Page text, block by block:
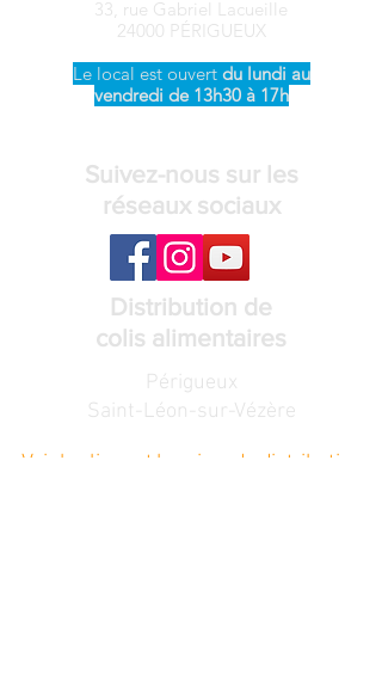
33, rue Gabriel Lacueille
24000 PÉRIGUEUX
Le local est ouvert ​ du lundi au
vendredi de 13h30 à 17h
Suivez-nous sur les
réseaux sociaux
Distribution de
colis alimentaires
Périgueux
Saint-Léon-sur-Vézère
Voir les lieux et horaires de distribution